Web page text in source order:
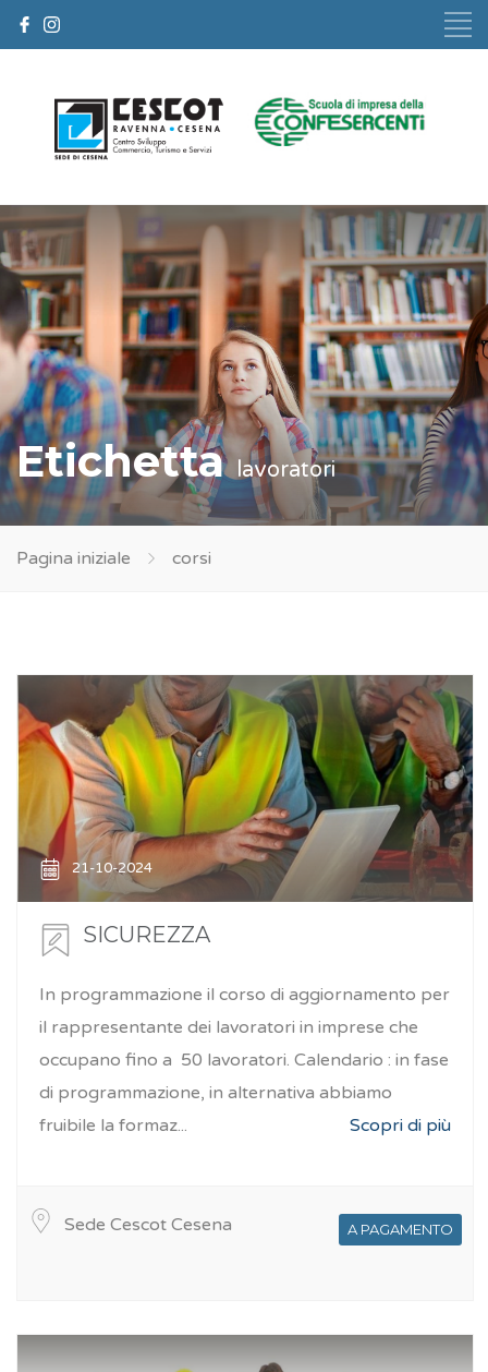
Etichetta lavoratori
Pagina iniziale corsi
21-10-2024
SICUREZZA
In programmazione il corso di aggiornamento per
il rappresentante dei lavoratori in imprese che
occupano fino a 50 lavoratori. Calendario : in fase
di programmazione, in alternativa abbiamo
fruibile la formaz...
Scopri di più
Sede Cescot Cesena A PAGAMENTO